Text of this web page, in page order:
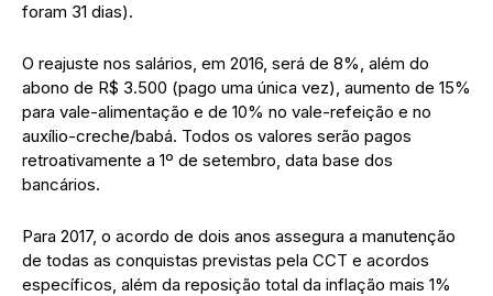
foram 31 dias).
O reajuste nos salários, em 2016, será de 8%, além do
abono de R$ 3.500 (pago uma única vez), aumento de 15%
para vale-alimentação e de 10% no vale-refeição e no
auxílio-creche/babá. Todos os valores serão pagos
retroativamente a 1º de setembro, data base dos
bancários.
Para 2017, o acordo de dois anos assegura a manutenção
de todas as conquistas previstas pela CCT e acordos
específicos, além da reposição total da inflação mais 1%